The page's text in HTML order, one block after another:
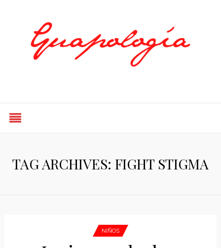
TAG ARCHIVES: FIGHT STIGMA
NIÑOS